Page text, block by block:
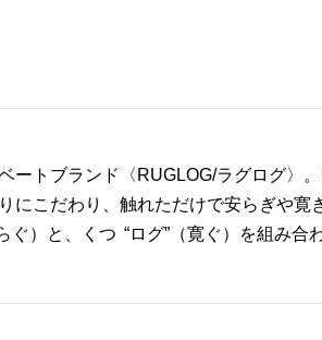
ートブランド〈RUGLOG/ラグログ〉
にこだわり、触れただけで安らぎや寛
）と、くつ “ログ”（寛ぐ）を組み合